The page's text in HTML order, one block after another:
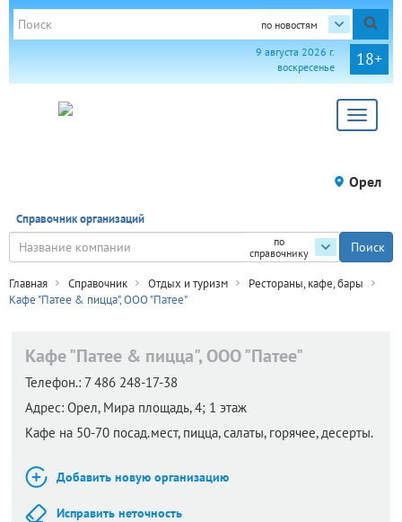
по новостям
18+
9 августа 2026 г.
воскресенье
Toggle
Орел
Справочник организаций
по
справочнику
Главная Справочник Отдых и туризм
Рестораны, кафе, бары
Кафе "Патее & пицца", ООО "Патее"
Кафе "Патее & пицца", ООО "Патее"
Телефон.: 7 486 248-17-38
Адрес: Орел, Мира площадь, 4​; 1 этаж
Кафе на 50-70 посад.мест, пицца, салаты, горячее, десерты.
Добавить новую организацию
Исправить неточность